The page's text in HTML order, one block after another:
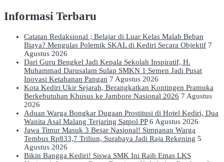
Informasi Terbaru
Catatan Redaksional ; Belajar di Luar Kelas Malah Beban
Biaya? Mengulas Polemik SKAL di Kediri Secara Objektif 7
Agustus 2026
Dari Guru Bengkel Jadi Kepala Sekolah Inspiratif, H.
Muhammad Darusalam Sulap SMKN 1 Semen Jadi Pusat
Inovasi Ketahanan Pangan 7 Agustus 2026
Kota Kediri Ukir Sejarah, Berangkatkan Kontingen Pramuka
Berkebutuhan Khusus ke Jambore Nasional 2026 7 Agustus
2026
Aduan Warga Bongkar Dugaan Prostitusi di Hotel Kediri, Dua
Wanita Asal Malang Terjaring Satpol PP 6 Agustus 2026
Jawa Timur Masuk 3 Besar Nasional! Simpanan Warga
Tembus Rp833,7 Triliun, Surabaya Jadi Raja Rekening 5
Agustus 2026
Bikin Bangga Kediri! Siswa SMK Ini Raih Emas LKS